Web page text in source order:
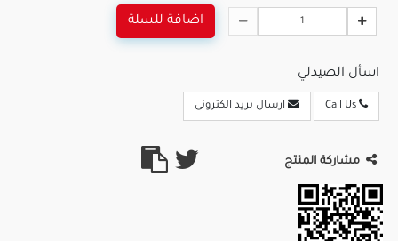
اضافة للسلة
اسأل الصيدلي
ارسال بريد الكترونى
مشاركة المنتج